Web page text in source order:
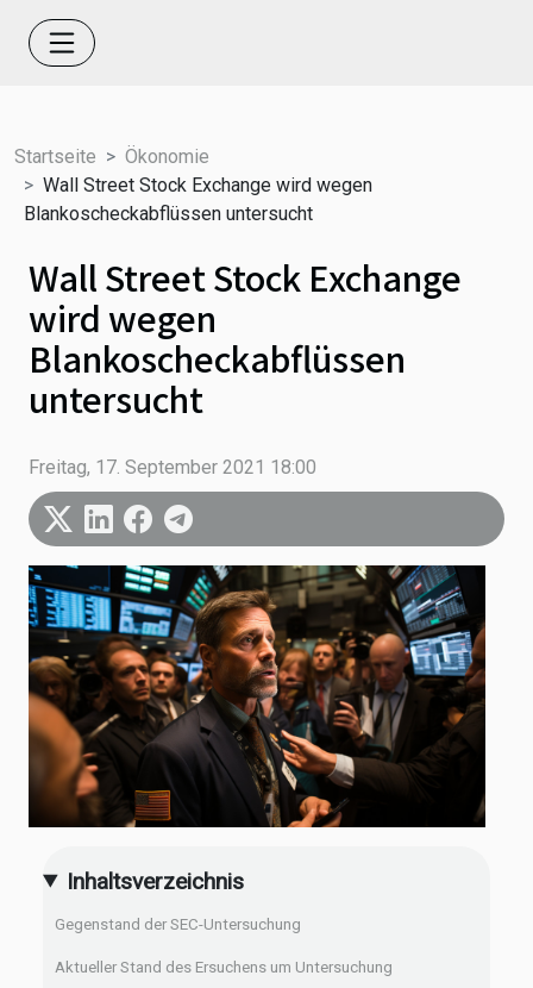
Startseite
Ökonomie
Wall Street Stock Exchange wird wegen
Blankoscheckabflüssen untersucht
Wall Street Stock Exchange
wird wegen
Blankoscheckabflüssen
untersucht
Freitag, 17. September 2021 18:00
Inhaltsverzeichnis
Gegenstand der SEC-Untersuchung
Aktueller Stand des Ersuchens um Untersuchung